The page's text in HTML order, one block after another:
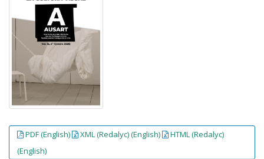
PDF (English) XML (Redalyc) (English)
HTML (Redalyc)
(English)